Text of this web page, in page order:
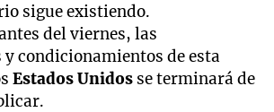
sigue existiendo.
del viernes, las
condicionamientos de esta
Estados Unidos se terminará de